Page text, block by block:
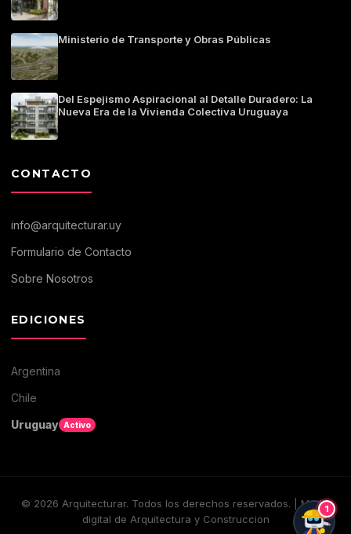
Ministerio de Transporte y Obras Públicas
Del Espejismo Aspiracional al Detalle Duradero: La
Nueva Era de la Vivienda Colectiva Uruguaya
CONTACTO
info@arquitecturar.uy
Formulario de Contacto
Sobre Nosotros
EDICIONES
Argentina
Chile
Uruguay Activo
© 2026 Arquitecturar. Todos los derechos reservados. | Medio
digital de Arquitectura y Construccion
1